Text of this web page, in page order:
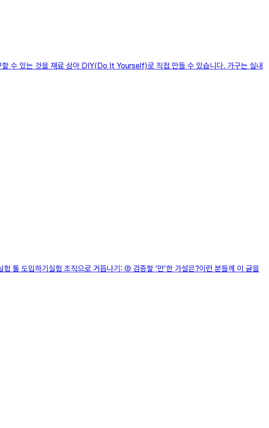
수 있는 것을 재료 삼아 DIY(Do It Yourself)로 직접 만들 수 있습니다. 가구는 실내
도입하기실험 조직으로 거듭나기: ② 검증할 ‘만’한 가설은?이런 분들께 이 글을